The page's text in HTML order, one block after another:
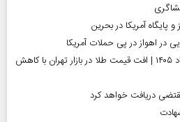
آمریکا در بحرین
در اهواز در پی حملات آمریکا
قیمت طلا و سکه امروز ۱۱ مرداد ۱۴۰۵ | افت قیمت طلا در بازار تهران با کاهش
دریافت خواهد کرد